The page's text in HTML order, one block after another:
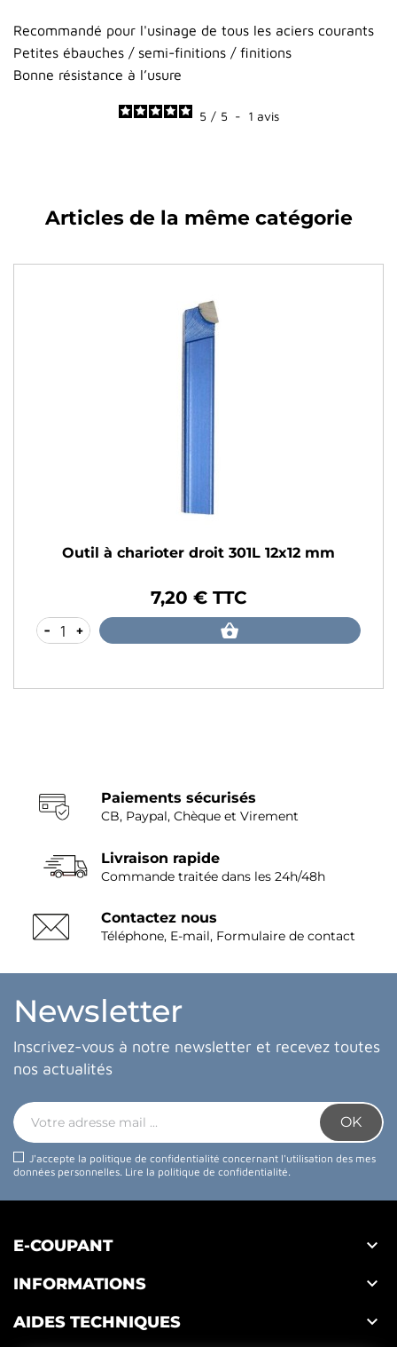
Recommandé pour l'usinage de tous les aciers courants
Petites ébauches / semi-finitions / finitions
Bonne résistance à l’usure
5 / 5 - 1 avis
Articles de la même catégorie
Outil à charioter droit 301L 12x12 mm
7,20 € TTC
- +
Paiements sécurisés
CB, Paypal, Chèque et Virement
Livraison rapide
Commande traitée dans les 24h/48h
Contactez nous
Téléphone, E-mail, Formulaire de contact
Newsletter
Inscrivez-vous à notre newsletter et recevez toutes
nos actualités
J'accepte la politique de confidentialité concernant l'utilisation des mes
données personnelles. Lire la politique de confidentialité.
E-COUPANT 
INFORMATIONS 
AIDES TECHNIQUES 